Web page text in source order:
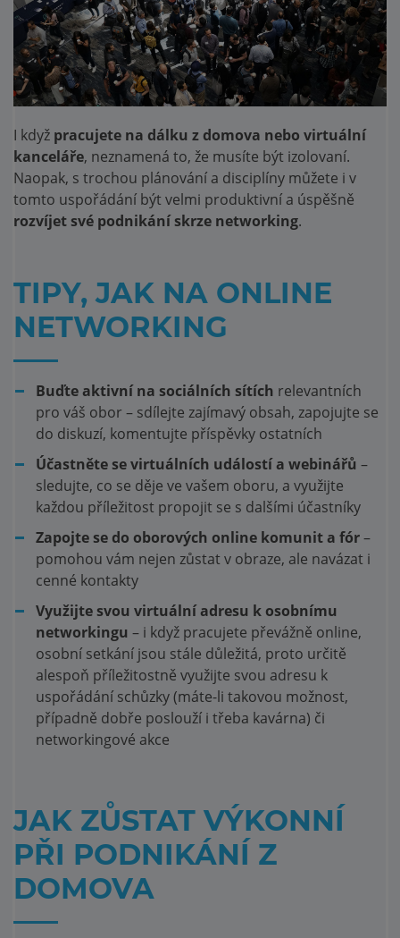
I když pracujete na dálku z domova nebo virtuální
kanceláře, neznamená to, že musíte být izolovaní.
Naopak, s trochou plánování a disciplíny můžete i v
tomto uspořádání být velmi produktivní a úspěšně
rozvíjet své podnikání skrze networking.
TIPY, JAK NA ONLINE
NETWORKING
Buďte aktivní na sociálních sítích relevantních
pro váš obor – sdílejte zajímavý obsah, zapojujte se
do diskuzí, komentujte příspěvky ostatních
Účastněte se virtuálních událostí a webinářů –
sledujte, co se děje ve vašem oboru, a využijte
každou příležitost propojit se s dalšími účastníky
Zapojte se do oborových online komunit a fór–
pomohou vám nejen zůstat v obraze, ale navázat i
cenné kontakty
Využijte svou virtuální adresu k osobnímu
networkingu – i když pracujete převážně online,
osobní setkání jsou stále důležitá, proto určitě
alespoň příležitostně využijte svou adresu k
uspořádání schůzky (máte-li takovou možnost,
případně dobře poslouží i třeba kavárna) či
networkingové akce
JAK ZŮSTAT VÝKONNÍ
PŘI PODNIKÁNÍ Z
DOMOVA